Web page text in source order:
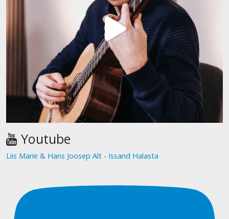
Youtube
Liis Marie & Hans Joosep Alt - Issand Halasta